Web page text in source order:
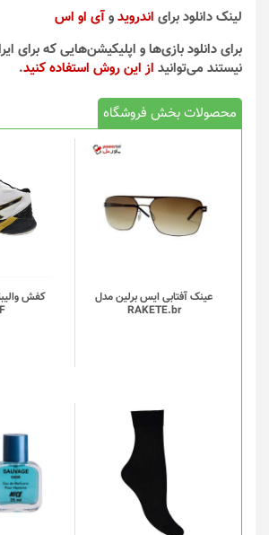
لینک دانلود برای اندرویدوآی او اس
برای دانلود بازی‌ها و اپلیکیشن‌هایی که برای
نیستند می‌توانید از این روش استفاده کنید.
محصولات بخش فروشگاه
عینک آفتابی ایس برلین مدل
RAKETE.br
این
محصول
دارای
انواع
مختلفی
می